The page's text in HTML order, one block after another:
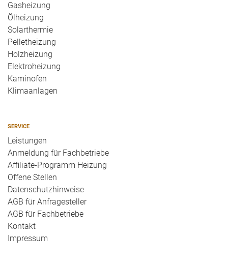
Gasheizung
Ölheizung
Solarthermie
Pelletheizung
Holzheizung
Elektroheizung
Kaminofen
Klimaanlagen
SERVICE
Leistungen
Anmeldung für Fachbetriebe
Affiliate-Programm Heizung
Offene Stellen
Datenschutzhinweise
AGB für Anfragesteller
AGB für Fachbetriebe
Kontakt
Impressum